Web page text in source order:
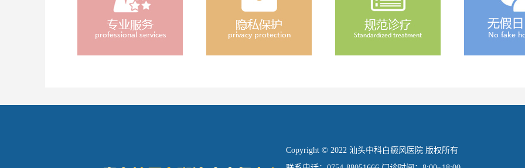
Copyright © 2022 汕头中科白癜风医院 版权所有